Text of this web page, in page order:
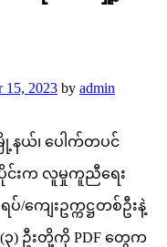
15, 2023 by admin
ြို့နယ်၊ ပေါက်တပင်
ပိုင်းက လူမှုကူညီရေး
/ကျေးဥက္ကဋ္ဌတစ်ဦးနဲ့
(၃) ဦးတို့ကို PDF တွေက